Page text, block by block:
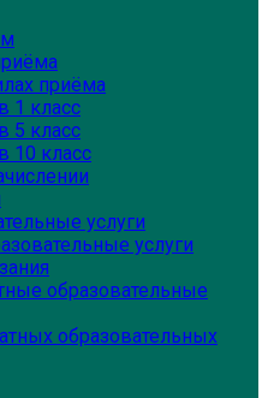
приёма
1 класс
5 класс
10 класс
услуги
услуги
образовательные
образовательных